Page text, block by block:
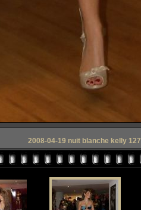
2008-04-19 nuit blanche kelly 127